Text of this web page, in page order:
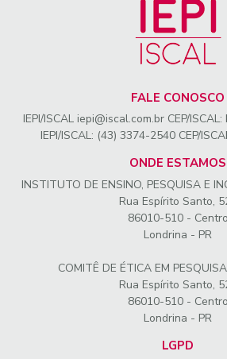
FALE CONOSCO
IEPI/ISCAL iepi@iscal.com.br CEP/
IEPI/ISCAL: (43) 3374-2540 CEP/
ONDE ESTAMOS
INSTITUTO DE ENSINO, PESQUISA E
Rua Espírito Santo,
86010-510 - Centro
Londrina - PR
COMITÊ DE ÉTICA EM
Rua Espírito Santo,
86010-510 - Centro
Londrina - PR
LGPD